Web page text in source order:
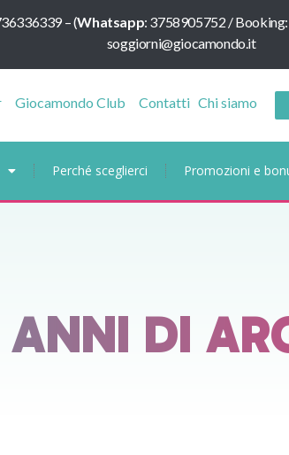
–(Whatsapp: 3758905752 /B
soggiorni@giocamondo.it
Giocamondo Club Contatti Chi siamo
Perché sceglierci Promozioni e
DI